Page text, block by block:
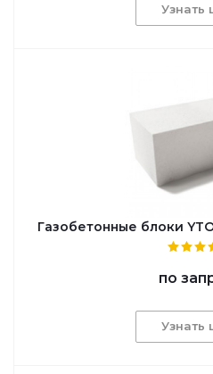
Узнать
Газобетонные блоки
по
Узнать